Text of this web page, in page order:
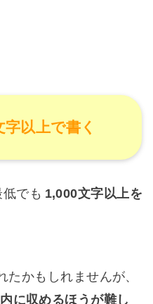
以上で書く
でも 1,000文字以上を
たかもしれませんが、
に収めるほうが難し